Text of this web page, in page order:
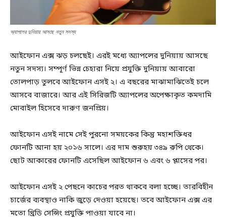
অ্যাপলের দুনিয়ায় আসছে নতুন সদস্য
আইফোন এক্স ঝড় চলছেই। এরই মধ্যে অ্যাপলের দুনিয়ায় আসছে
নতুন সদস্য। সম্পূর্ণ ভিন্ন চেহারা নিয়ে প্রযুক্তি দুনিয়ায় আবারো
তোলপাড় তুলবে আইফোন এসই ২। এ বছরের মাঝামাঝিতেই চলে
আসবে বাজারে। আর এই সিরিজটি অ্যাপলের অপেক্ষাকৃত কমদামি
মোবাইল হিসেবে দারুণ জনপ্রিয়।
আইফোন এসই নামে সেই পুরনো সময়কের কিন্তু মহাশক্তিধর
ফোনটি আনা হয় ২০১৬ সালে। এর দাম শুরুহয় ৩৪৯ রুপি থেকে।
ছোট আকারের ফোনটি এসেছিল আইফোন ৬ এবং ৬ প্লাসের পর।
আইফোন এসই ২ পেছনে কাচের পরত থাকবে বলা হচ্ছে। তারবিহীন
চার্জের ব্যবস্থাও নাকি জুড়ে দেওয়া হয়েছে। তবে আইফোন এক্স এর
মতো থ্রিডি সেন্সিং প্রযুক্তি পাওয়া যাবে না।